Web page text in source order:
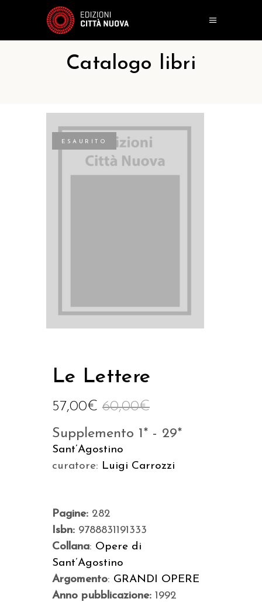
Catalogo libri
ESAURITO
Le Lettere
60,00€
57,00€
Supplemento 1* - 29*
Sant’Agostino
curatore: Luigi Carrozzi
Pagine: 282
Isbn: 9788831191333
Collana: Opere di
Sant’Agostino
Argomento: GRANDI OPERE
Anno pubblicazione: 1992